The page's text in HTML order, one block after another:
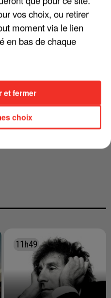
CHANTE FRANCE AVEC
11h49
11h49
vos choix, ou retirer
moment via le lien
en bas de chaque
choix
et fermer